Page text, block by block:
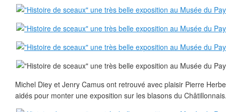
Michel Diey et Jenry Camus ont retrouvé avec plaisir Pierre
aidés pour monter une exposition sur les blasons du